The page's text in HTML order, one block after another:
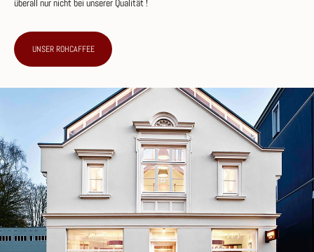
überall nur nicht bei unserer Qualität !
UNSER ROHCAFFEE